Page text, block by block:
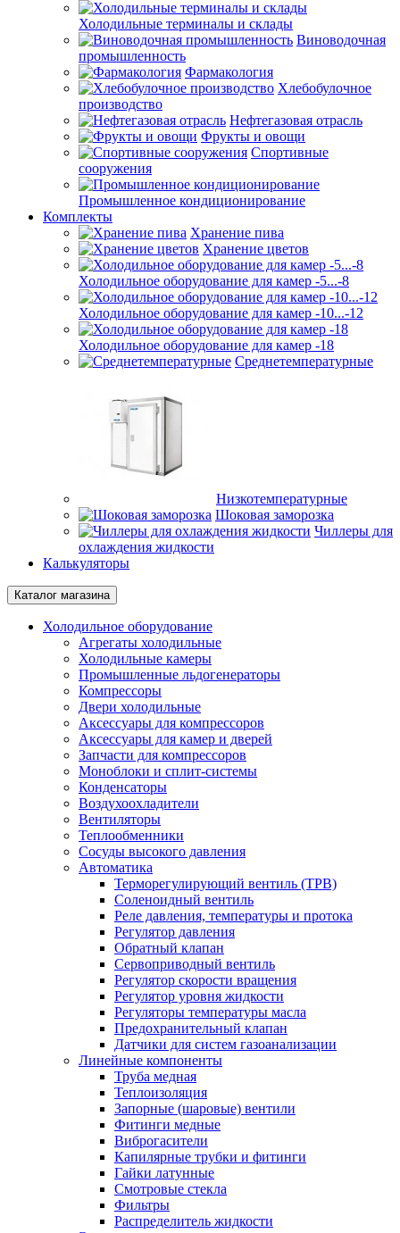
Холодильные терминалы и склады
Виноводочная
промышленность
Фармакология
Хлебобулочное
производство
Нефтегазовая отрасль
Фрукты и овощи
Спортивные
сооружения
Промышленное кондиционирование
Комплекты
Хранение пива
Хранение цветов
Холодильное оборудование для камер -5...-8
Холодильное оборудование для камер -10...-12
Холодильное оборудование для камер -18
Среднетемпературные
Низкотемпературные
Шоковая заморозка
Чиллеры для
охлаждения жидкости
Калькуляторы
Каталог магазина
Холодильное оборудование
Агрегаты холодильные
Холодильные камеры
Промышленные льдогенераторы
Компрессоры
Двери холодильные
Аксессуары для компрессоров
Аксессуары для камер и дверей
Запчасти для компрессоров
Моноблоки и сплит-системы
Конденсаторы
Воздухоохладители
Вентиляторы
Теплообменники
Сосуды высокого давления
Автоматика
Терморегулирующий вентиль (ТРВ)
Соленоидный вентиль
Реле давления, температуры и протока
Регулятор давления
Обратный клапан
Сервоприводный вентиль
Регулятор скорости вращения
Регулятор уровня жидкости
Регуляторы температуры масла
Предохранительный клапан
Датчики для систем газоанализации
Линейные компоненты
Труба медная
Теплоизоляция
Запорные (шаровые) вентили
Фитинги медные
Виброгасители
Капилярные трубки и фитинги
Гайки латунные
Смотровые стекла
Фильтры
Распределитель жидкости